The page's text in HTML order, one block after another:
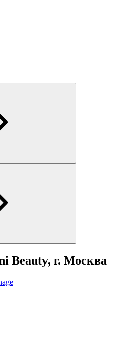
Beauty, г. Москва